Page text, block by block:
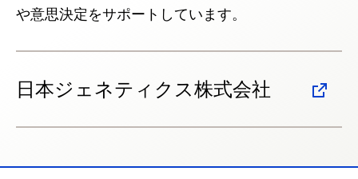
や意思決定をサポートしています。
日本ジェネティクス株式会社